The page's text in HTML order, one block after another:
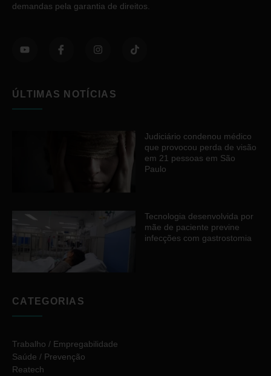
demandas pela garantia de direitos.
ÚLTIMAS NOTÍCIAS
Judiciário condenou médico
que provocou perda de visão
em 21 pessoas em São
Paulo
Tecnologia desenvolvida por
mãe de paciente previne
infecções com gastrostomia
CATEGORIAS
Trabalho / Empregabilidade
Saúde / Prevenção
Reatech